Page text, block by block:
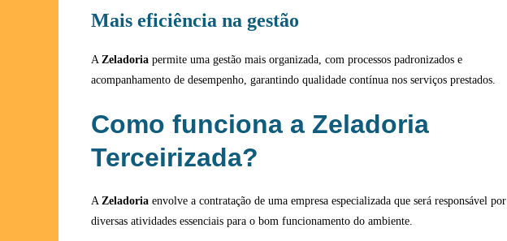
Mais eficiência na gestão
A Zeladoria permite uma gestão mais organizada, com processos padronizados e
acompanhamento de desempenho, garantindo qualidade contínua nos serviços prestados.
Como funciona a Zeladoria
Terceirizada?
A Zeladoria envolve a contratação de uma empresa especializada que será responsável por
diversas atividades essenciais para o bom funcionamento do ambiente.